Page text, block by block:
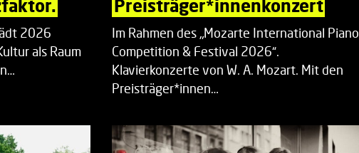
2026
als Raum
Preisträger*innenkonzert
Im Rahmen des „Mozarte International Piano
Competition & Festival 2026“.
Klavierkonzerte von W. A. Mozart. Mit den
Preisträger*innen…